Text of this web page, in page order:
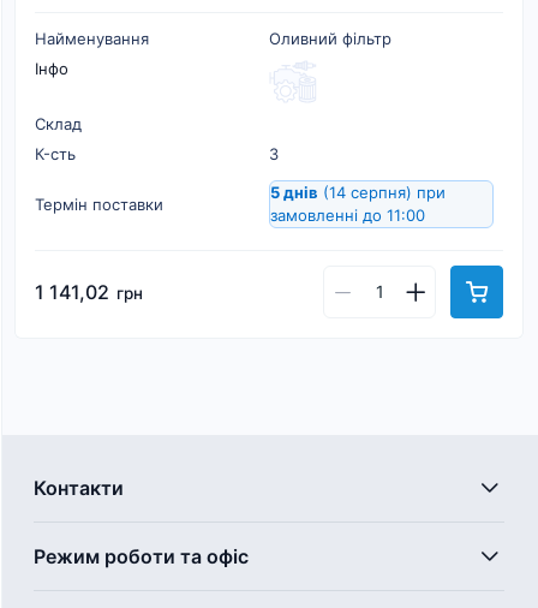
Найменування
Оливний фільтр
Інфо
Склад
К-cть
3
Термін поставки
5 днів (14 серпня) при
замовленні до 11:00
1 141,02 грн
Контакти
Режим роботи та офіс